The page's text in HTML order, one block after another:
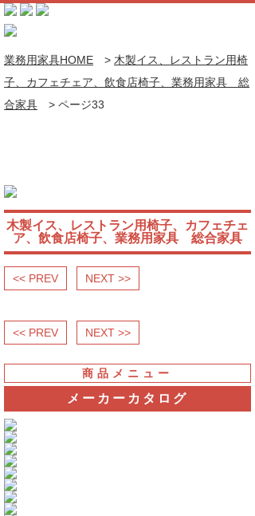
業務用家具HOME > 木製イス、レストラン用椅
子、カフェチェア、飲食店椅子、業務用家具 総
合家具 > ページ33
木製イス、レストラン用椅子、カフェチェ
ア、飲食店椅子、業務用家具 総合家具
<< PREV NEXT >>
<< PREV NEXT >>
商品メニュー
メーカーカタログ